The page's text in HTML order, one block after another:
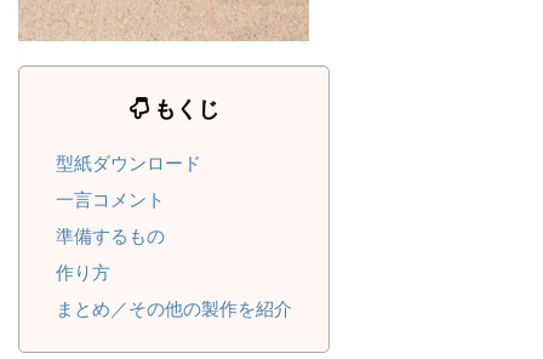
もくじ
型紙ダウンロード
一言コメント
準備するもの
作り方
まとめ／その他の製作を紹介